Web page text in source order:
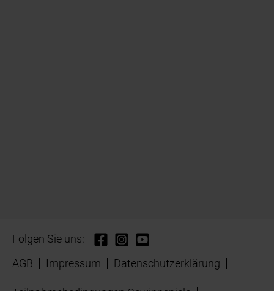
Folgen Sie uns:
AGB
Impressum Datenschutzerklärung